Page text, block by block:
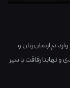
دپارتمان زنان و
نهایتا رفاقت با سیر